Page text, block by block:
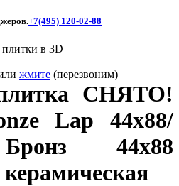
+7(495) 120-02-88
в 3D
жмите (перезвоним)
СНЯТО!
Lap 44х88/
44х88